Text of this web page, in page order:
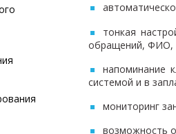
тонкая
обращений, ФИО,
напоминание
системой и в
мониторинг
возможность